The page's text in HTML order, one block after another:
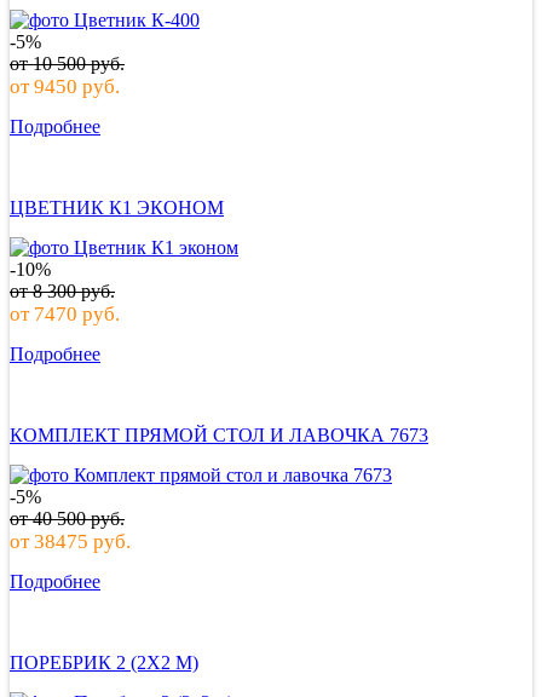
-5%
от10 500руб.
от9450 руб.
Подробнее
ЦВЕТНИК К1 ЭКОНОМ
-10%
от8 300руб.
от 7470 руб.
Подробнее
КОМПЛЕКТ ПРЯМОЙ СТОЛ И ЛАВОЧКА 7673
-5%
от40 500руб.
от38475 руб.
Подробнее
ПОРЕБРИК 2 (2Х2 М)